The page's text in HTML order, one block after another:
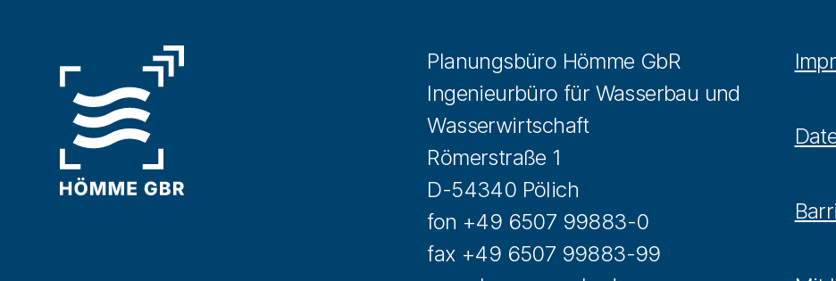
Planungsbüro Hömme GbR
Ingenieurbüro für Wasserbau und
Wasserwirtschaft
Römerstraße 1
D-54340 Pölich
fon +49 6507 99883-0
fax +49 6507 99883-99